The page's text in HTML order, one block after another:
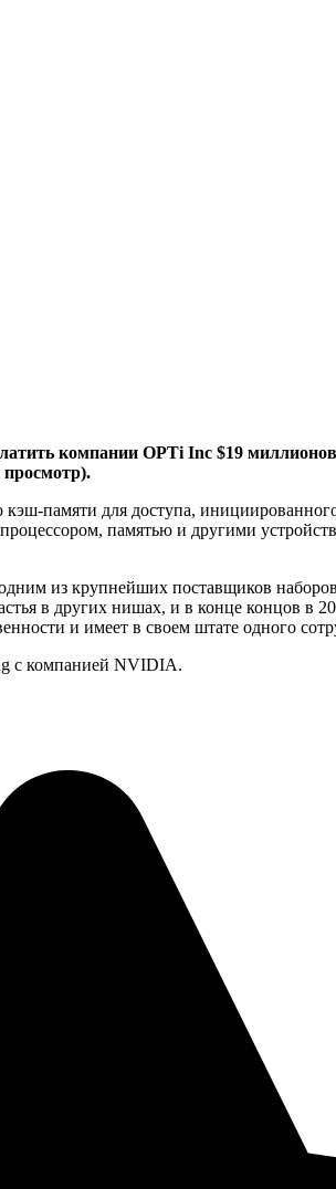
компании OPTi Inc $19
памяти для доступа,
памятью и другими
из крупнейших поставщиков
в других нишах, и в конце концов в
и имеет в своем штате одного
с компанией NVIDIA.